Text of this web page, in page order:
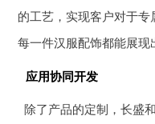
的工艺，实现客户对于
每一件汉服配饰都能展现
应用协同开发
除了产品的定制，长盛